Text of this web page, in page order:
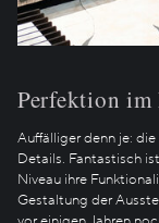
Perfektion im
Auffälliger denn je:
Details. Fantastisch
Niveau ihre
Gestaltung der